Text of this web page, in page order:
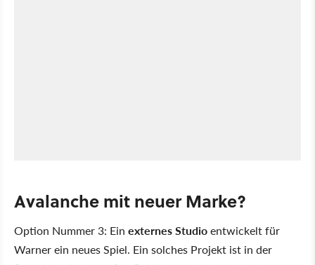
Avalanche mit neuer Marke?
Option Nummer 3: Ein externes Studioentwickelt für
Warner ein neues Spiel. Ein solches Projekt ist in der